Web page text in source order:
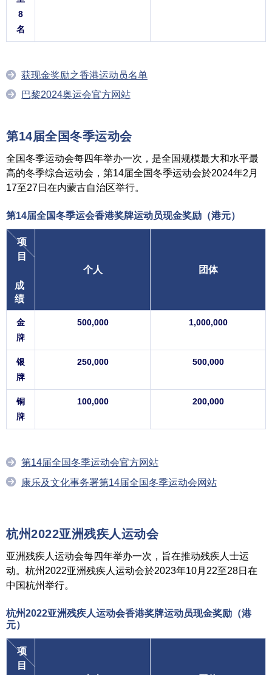
8
名
获现金奖励之香港运动员名单
巴黎2024奥运会官方网站
第14届全国冬季运动会
全国冬季运动会每四年举办一次，是全国规模最大和水平最
高的冬季综合运动会，第14届全国冬季运动会於2024年2月
17至27日在内蒙古自治区举行。
第14届全国冬季运会香港奖牌运动员现金奖励（港元）
项
目
成
绩
个人 团体
金
牌
500,000 1,000,000
银
牌
250,000 500,000
铜
牌
100,000 200,000
第14届全国冬季运动会官方网站
康乐及文化事务署第14届全国冬季运动会网站
杭州2022亚洲残疾人运动会
亚洲残疾人运动会每四年举办一次，旨在推动残疾人士运
动。杭州2022亚洲残疾人运动会於2023年10月22至28日在
中国杭州举行。
杭州2022亚洲残疾人运动会香港奖牌运动员现金奖励（港
元）
项
目